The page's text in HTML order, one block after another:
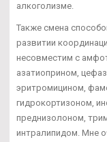
алкоголизме.
Также смена
развитии
несовместим с
азатиоприном,
эритромицином,
гидрокортизоном,
преднизолоном,
интралипидом. Мне